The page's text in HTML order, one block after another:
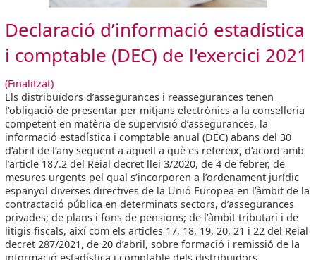
Declaració d’informació estadística
i comptable (DEC) de l'exercici 2021
(Finalitzat)
Els distribuïdors d’assegurances i reassegurances tenen
l’obligació de presentar per mitjans electrònics a la conselleria
competent en matèria de supervisió d’assegurances, la
informació estadística i comptable anual (DEC) abans del 30
d’abril de l’any següent a aquell a què es refereix, d’acord amb
l’article 187.2 del Reial decret llei 3/2020, de 4 de febrer, de
mesures urgents pel qual s’incorporen a l’ordenament jurídic
espanyol diverses directives de la Unió Europea en l’àmbit de la
contractació pública en determinats sectors, d’assegurances
privades; de plans i fons de pensions; de l’àmbit tributari i de
litigis fiscals, així com els articles 17, 18, 19, 20, 21 i 22 del Reial
decret 287/2021, de 20 d’abril, sobre formació i remissió de la